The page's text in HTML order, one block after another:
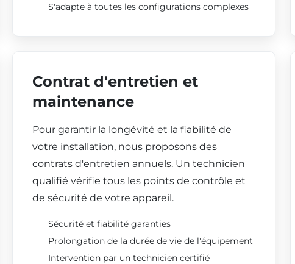
S'adapte à toutes les configurations complexes
Contrat d'entretien et
maintenance
Pour garantir la longévité et la fiabilité de
votre installation, nous proposons des
contrats d'entretien annuels. Un technicien
qualifié vérifie tous les points de contrôle et
de sécurité de votre appareil.
Sécurité et fiabilité garanties
Prolongation de la durée de vie de l'équipement
Intervention par un technicien certifié